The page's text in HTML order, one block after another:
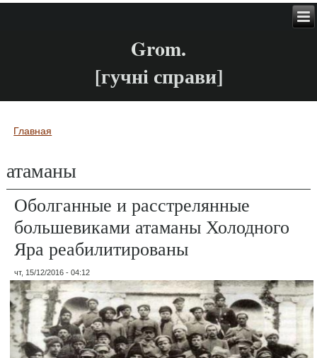
Grom.
[гучні справи]
Вы здесь
Главная
атаманы
Оболганные и расстрелянные
большевиками атаманы Холодного
Яра реабилитированы
чт, 15/12/2016 - 04:12